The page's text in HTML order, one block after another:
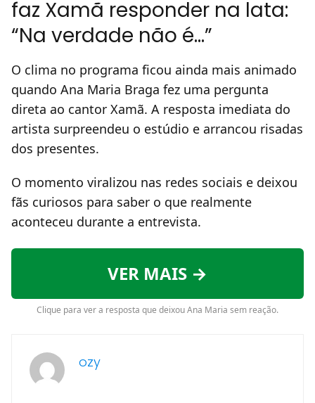
faz Xamã responder na lata:
“Na verdade não é…”
O clima no programa ficou ainda mais animado
quando Ana Maria Braga fez uma pergunta
direta ao cantor Xamã. A resposta imediata do
artista surpreendeu o estúdio e arrancou risadas
dos presentes.
O momento viralizou nas redes sociais e deixou
fãs curiosos para saber o que realmente
aconteceu durante a entrevista.
VER MAIS →
Clique para ver a resposta que deixou Ana Maria sem reação.
ozy